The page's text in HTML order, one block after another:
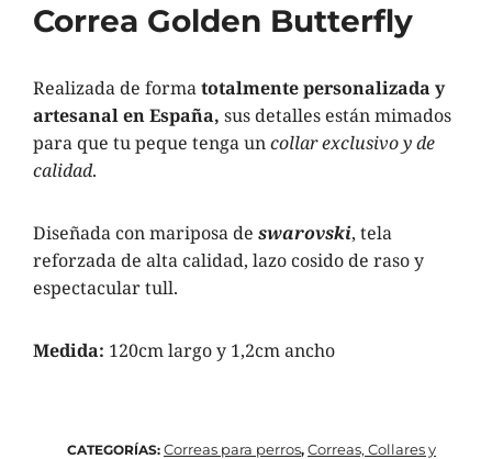
Correa Golden Butterfly
Realizada de formatotalmente personalizada y
artesanal en España, sus detalles están mimados
para que tu peque tenga uncollar exclusivo y de
calidad.
Diseñada conmariposa de swarovski, tela
reforzada de alta calidad, lazo cosido de raso y
espectacular tull.
Medida: 120cm largo y 1,2cm ancho
CATEGORÍAS: Correas para perros, Correas, Collares y